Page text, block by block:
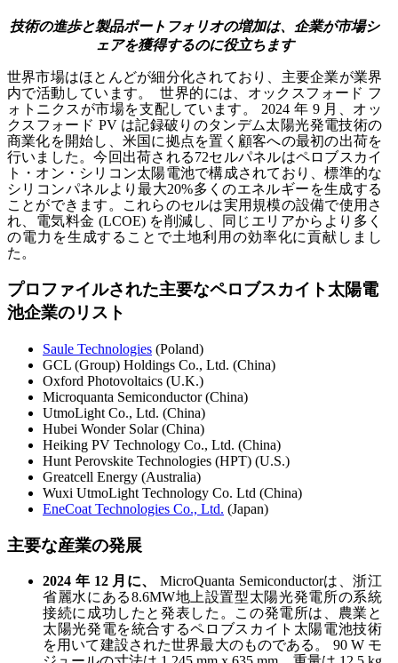
技術の進歩と製品ポートフォリオの増加は、企業が市場シ
ェアを獲得するのに役立ちます
世界市場はほとんどが細分化されており、主要企業が業界
内で活動しています。 世界的には、オックスフォード フ
ォトニクスが市場を支配しています。 2024 年 9 月、オッ
クスフォード PV は記録破りのタンデム太陽光発電技術の
商業化を開始し、米国に拠点を置く顧客への最初の出荷を
行いました。今回出荷される72セルパネルはペロブスカイ
ト・オン・シリコン太陽電池で構成されており、標準的な
シリコンパネルより最大20%多くのエネルギーを生成する
ことができます。これらのセルは実用規模の設備で使用さ
れ、電気料金 (LCOE) を削減し、同じエリアからより多く
の電力を生成することで土地利用の効率化に貢献しまし
た。
プロファイルされた主要なペロブスカイト太陽電
池企業のリスト
Saule Technologies (Poland)
GCL (Group) Holdings Co., Ltd. (China)
Oxford Photovoltaics (U.K.)
Microquanta Semiconductor (China)
UtmoLight Co., Ltd. (China)
Hubei Wonder Solar (China)
Heiking PV Technology Co., Ltd. (China)
Hunt Perovskite Technologies (HPT) (U.S.)
Greatcell Energy (Australia)
Wuxi UtmoLight Technology Co. Ltd (China)
EneCoat Technologies Co., Ltd. (Japan)
主要な産業の発展
2024 年 12 月に、
MicroQuanta Semiconductorは、浙江
省麗水にある8.6MW地上設置型太陽光発電所の系統
接続に成功したと発表した。この発電所は、農業と
太陽光発電を統合するペロブスカイト太陽電池技術
を用いて建設された世界最大のものである。 90 W モ